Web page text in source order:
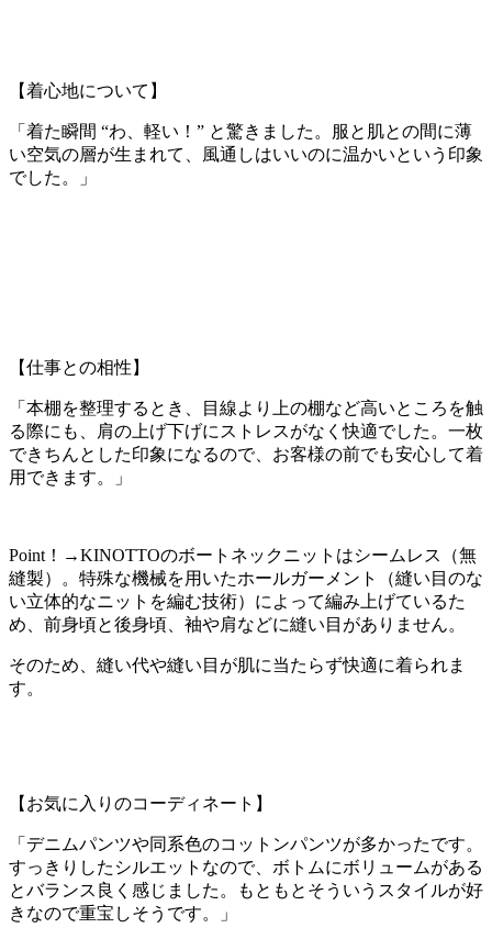
【着心地について】
「着た瞬間 “わ、軽い！” と驚きました。服と肌との間に薄
い空気の層が生まれて、風通しはいいのに温かいという印象
でした。」
【仕事との相性】
「本棚を整理するとき、目線より上の棚など高いところを触
る際にも、肩の上げ下げにストレスがなく快適でした。一枚
できちんとした印象になるので、お客様の前でも安心して着
用できます。」
Point！→KINOTTOのボートネックニットはシームレス（無
縫製）。特殊な機械を用いたホールガーメント（縫い目のな
い立体的なニットを編む技術）によって編み上げているた
め、前身頃と後身頃、袖や肩などに縫い目がありません。
そのため、縫い代や縫い目が肌に当たらず快適に着られま
す。
【お気に入りのコーディネート】
「デニムパンツや同系色のコットンパンツが多かったです。
すっきりしたシルエットなので、ボトムにボリュームがある
とバランス良く感じました。もともとそういうスタイルが好
きなので重宝しそうです。」